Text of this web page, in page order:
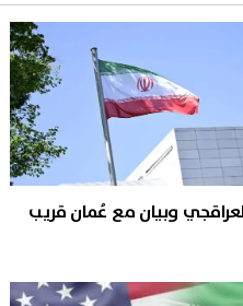
لعراقجي وبيان مع عُمان قريب